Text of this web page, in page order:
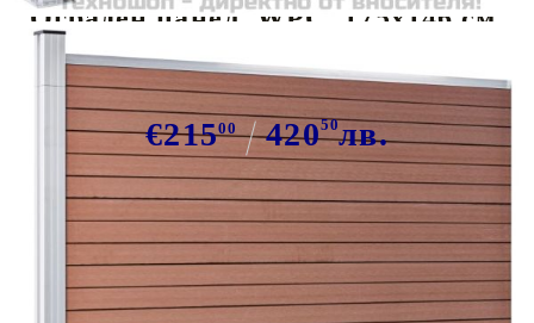
Ограден панел, WPC, 175x146 см,
€21500 42050лв.